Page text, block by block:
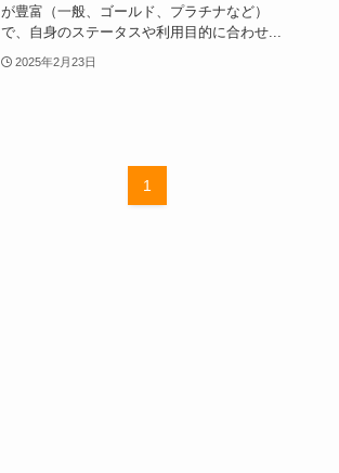
が豊富（一般、ゴールド、プラチナなど）
で、自身のステータスや利用目的に合わせ...
2025年2月23日
1